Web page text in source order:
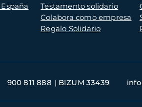
Testamento solidario
Colabora como empresa
Regalo Solidario
900 811 888 BIZUM 33439